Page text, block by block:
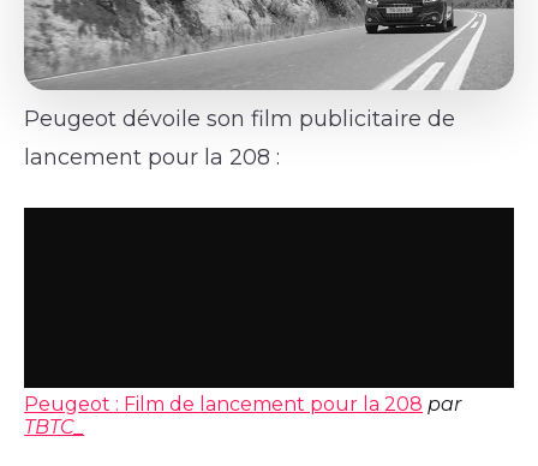
Peugeot dévoile son film publicitaire de
lancement pour la 208 :
Peugeot : Film de lancement pour la 208 par
TBTC_